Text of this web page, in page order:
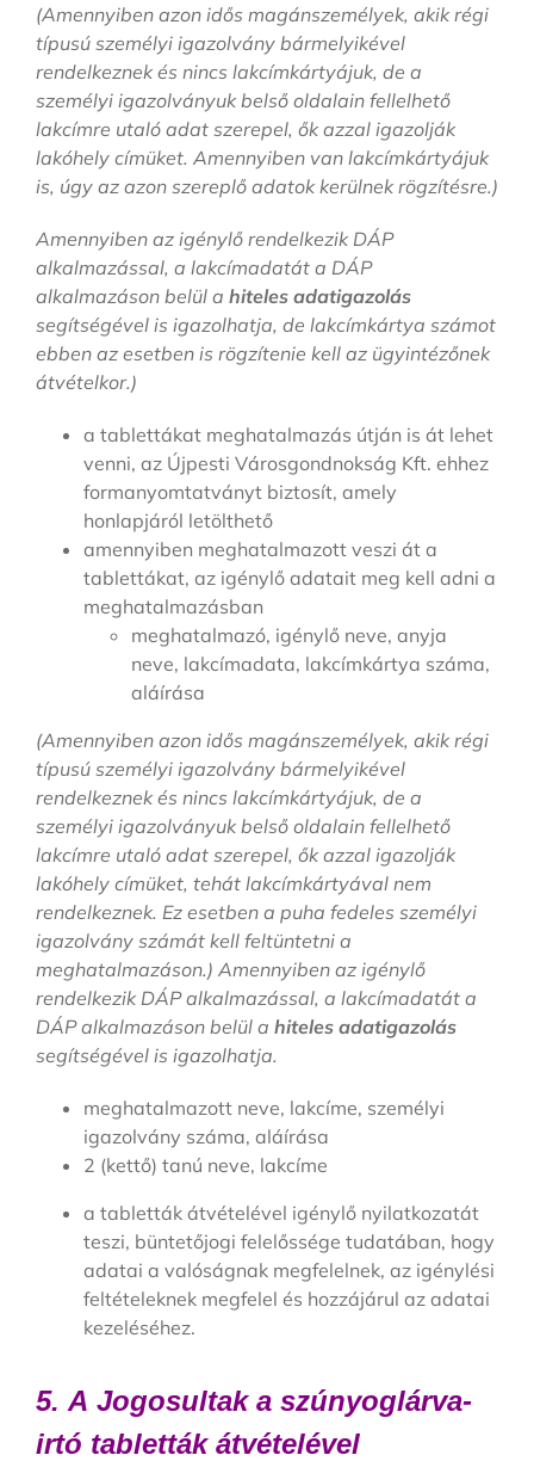
(Amennyiben azon idős magánszemélyek, akik régi
típusú személyi igazolvány bármelyikével
rendelkeznek és nincs lakcímkártyájuk, de a
személyi igazolványuk belső oldalain fellelhető
lakcímre utaló adat szerepel, ők azzal igazolják
lakóhely címüket. Amennyiben van lakcímkártyájuk
is, úgy az azon szereplő adatok kerülnek rögzítésre.)
Amennyiben az igénylő rendelkezik DÁP
alkalmazással, a lakcímadatát a DÁP
alkalmazáson belül a hiteles adatigazolás
segítségével is igazolhatja, de lakcímkártya számot
ebben az esetben is rögzítenie kell az ügyintézőnek
átvételkor.)
a tablettákat meghatalmazás útján is át lehet
venni, az Újpesti Városgondnokság Kft. ehhez
formanyomtatványt biztosít, amely
honlapjáról letölthető
amennyiben meghatalmazott veszi át a
tablettákat, az igénylő adatait meg kell adni a
meghatalmazásban
meghatalmazó, igénylő neve, anyja
neve, lakcímadata, lakcímkártya száma,
aláírása
(Amennyiben azon idős magánszemélyek, akik régi
típusú személyi igazolvány bármelyikével
rendelkeznek és nincs lakcímkártyájuk, de a
személyi igazolványuk belső oldalain fellelhető
lakcímre utaló adat szerepel, ők azzal igazolják
lakóhely címüket, tehát lakcímkártyával nem
rendelkeznek. Ez esetben a puha fedeles személyi
igazolvány számát kell feltüntetni a
meghatalmazáson.) Amennyiben az igénylő
rendelkezik DÁP alkalmazással, a lakcímadatát a
DÁP alkalmazáson belül a hiteles adatigazolás
segítségével is igazolhatja.
meghatalmazott neve, lakcíme, személyi
igazolvány száma, aláírása
2 (kettő) tanú neve, lakcíme
a tabletták átvételével igénylő nyilatkozatát
teszi, büntetőjogi felelőssége tudatában, hogy
adatai a valóságnak megfelelnek, az igénylési
feltételeknek megfelel és hozzájárul az adatai
kezeléséhez.
5. A Jogosultak a szúnyoglárva-
irtó tabletták átvételével